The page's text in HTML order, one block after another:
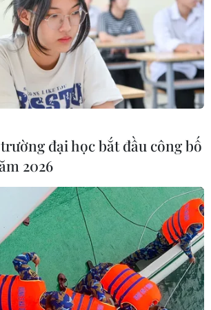
Đất đai (sửa
Thủ tướng Chính phủ
Xem thêm
TẤN XÃ VIỆT NAM
TIẾN DUẨN
đại học bắt đầu công bố
2026